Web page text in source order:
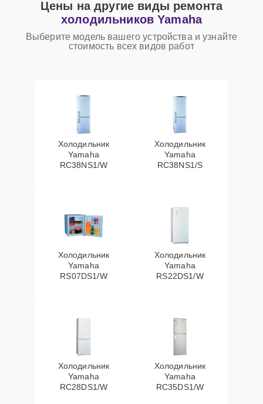
Цены на другие виды ремонта
холодильников Yamaha
Выберите модель вашего устройства и узнайте
стоимость всех видов работ
Холодильник
Yamaha
RC38NS1/W
Холодильник
Yamaha
RC38NS1/S
Холодильник
Yamaha
RS07DS1/W
Холодильник
Yamaha
RS22DS1/W
Холодильник
Yamaha
RC28DS1/W
Холодильник
Yamaha
RC35DS1/W